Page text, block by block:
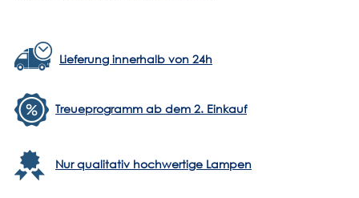
Lieferung innerhalb von 24h
Treueprogramm ab dem 2. Einkauf
Nur qualitativ hochwertige Lampen